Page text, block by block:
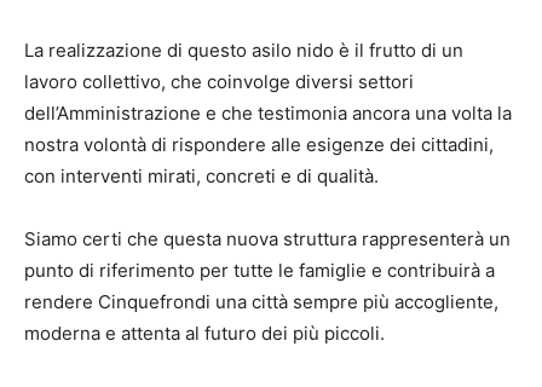
La realizzazione di questo asilo nido è il frutto di un
lavoro collettivo, che coinvolge diversi settori
dell’Amministrazione e che testimonia ancora una volta la
nostra volontà di rispondere alle esigenze dei cittadini,
con interventi mirati, concreti e di qualità.
Siamo certi che questa nuova struttura rappresenterà un
punto di riferimento per tutte le famiglie e contribuirà a
rendere Cinquefrondi una città sempre più accogliente,
moderna e attenta al futuro dei più piccoli.